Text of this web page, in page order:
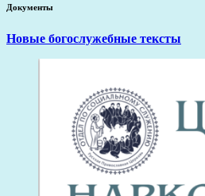
Документы
Новые богослужебные тексты